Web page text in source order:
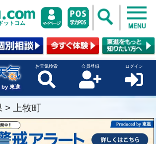
ットコム MENU
by 東進
お天気検索 会員登録 ログイン
> 上牧町